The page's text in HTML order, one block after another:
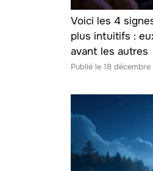
Voici les 4
plus intuitifs :
avant les autres
18